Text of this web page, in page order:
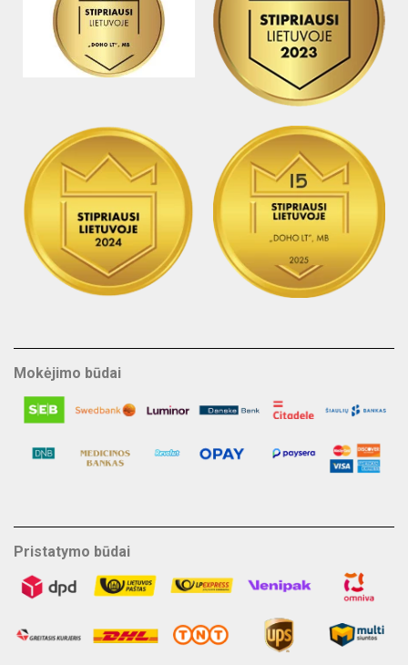
Mokėjimo būdai
Pristatymo būdai